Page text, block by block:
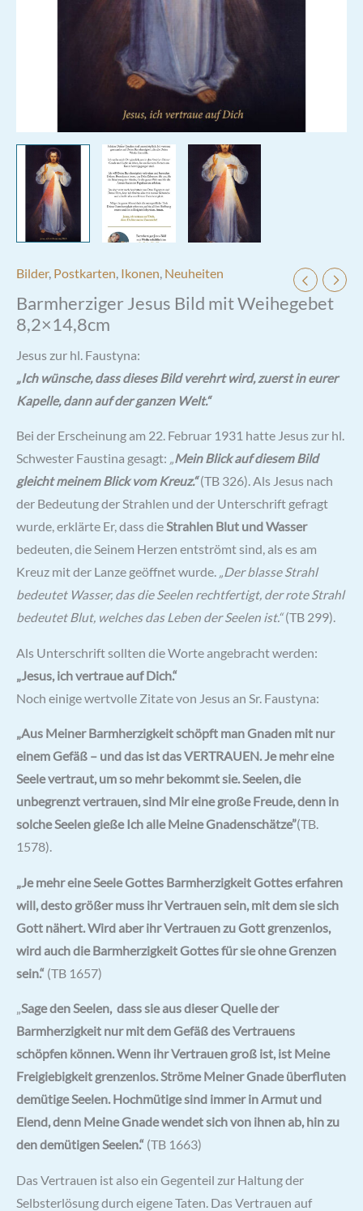
Bilder, Postkarten, Ikonen, Neuheiten
Barmherziger Jesus Bild mit Weihegebet
8,2×14,8cm
Jesus zur hl. Faustyna:
„Ich wünsche, dass dieses Bild verehrt wird, zuerst in eurer
Kapelle, dann auf der ganzen Welt.“
Bei der Erscheinung am 22. Februar 1931 hatte Jesus zur hl.
Schwester Faustina gesagt: „Mein Blick auf diesem Bild
gleicht meinem Blick vom Kreuz.“(TB 326). Als Jesus nach
der Bedeutung der Strahlen und der Unterschrift gefragt
wurde, erklärte Er, dass dieStrahlen Blut und Wasser
bedeuten, die Seinem Herzen entströmt sind, als es am
Kreuz mit der Lanze geöffnet wurde. „Der blasse Strahl
bedeutet Wasser, das die Seelen rechtfertigt, der rote Strahl
bedeutet Blut, welches das Leben der Seelen ist.“(TB 299).
Als Unterschrift sollten die Worte angebracht werden:
„Jesus, ich vertraue auf Dich.“
Noch einige wertvolle Zitate von Jesus an Sr. Faustyna:
„Aus Meiner Barmherzigkeit schöpft man Gnaden mit nur
einem Gefäß – und das ist das VERTRAUEN. Je mehr eine
Seele vertraut, um so mehr bekommt sie. Seelen, die
unbegrenzt vertrauen, sind Mir eine große Freude, denn in
solche Seelen gieße Ich alle Meine Gnadenschätze”(TB.
1578).
„Je mehr eine Seele Gottes Barmherzigkeit Gottes erfahren
will, desto größer muss ihr Vertrauen sein, mit dem sie sich
Gott nähert. Wird aber ihr Vertrauen zu Gott grenzenlos,
wird auch die Barmherzigkeit Gottes für sie ohne Grenzen
sein.“ (TB 1657)
„Sage den Seelen, dass sie aus dieser Quelle der
Barmherzigkeit nur mit dem Gefäß des Vertrauens
schöpfen können. Wenn ihr Vertrauen groß ist, ist Meine
Freigiebigkeit grenzenlos. Ströme Meiner Gnade überfluten
demütige Seelen. Hochmütige sind immer in Armut und
Elend, denn Meine Gnade wendet sich von ihnen ab, hin zu
den demütigen Seelen.“ (TB 1663)
Das Vertrauen ist also ein Gegenteil zur Haltung der
Selbsterlösung durch eigene Taten. Das Vertrauen auf